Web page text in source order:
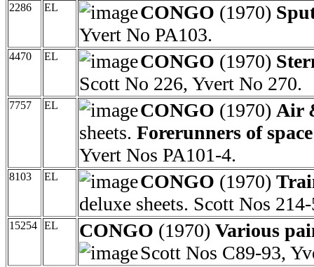
2286 EL CONGO (1970)
Yvert No PA103.
4470 EL CONGO (1970)
Scott No 226, Yvert No 270.
7757 EL CONGO (1970) Air
sheets. Forerunners of
Yvert Nos PA101-4.
8103 EL CONGO (1970)
deluxe sheets. Scott Nos
15254 EL CONGO (1970) Various
Scott Nos C89-93,